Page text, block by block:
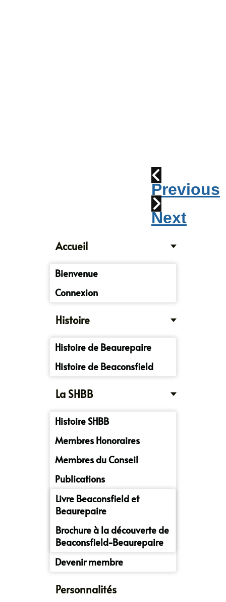
Previous
Next
Accueil
Bienvenue
Connexion
Histoire
Histoire de Beaurepaire
Histoire de Beaconsfield
La SHBB
Histoire SHBB
Membres Honoraires
Membres du Conseil
Publications
Livre Beaconsfield et
Beaurepaire
Brochure à la découverte de
Beaconsfield-Beaurepaire
Devenir membre
Personnalités